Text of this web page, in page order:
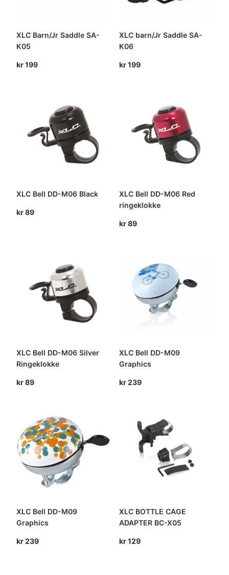
XLC Barn/Jr Saddle SA-
K05
kr199
XLC barn/Jr Saddle SA-
K06
kr199
XLC Bell DD-M06 Black
kr89
XLC Bell DD-M06 Red
ringeklokke
kr89
XLC Bell DD-M06 Silver
Ringeklokke
kr89
XLC Bell DD-M09
Graphics
kr239
XLC Bell DD-M09
Graphics
kr239
XLC BOTTLE CAGE
ADAPTER BC-X05
kr129